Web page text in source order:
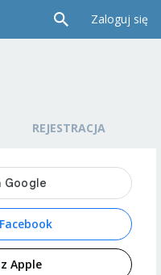
Zaloguj się
REJESTRACJA
Apple